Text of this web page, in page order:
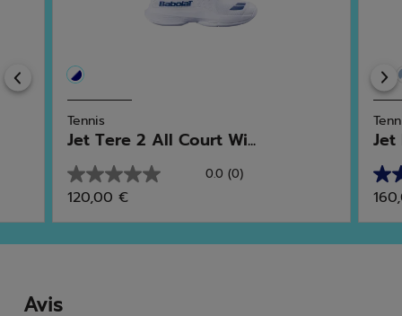
Previous
Tennis
Jet Tere 2 All Court Wi...
0.0 (0)
0.0
sur
5
étoiles.
120,00 €
Jet
4.6
sur
5